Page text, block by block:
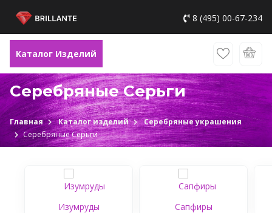
8 (495) 00-67-234
Каталог Изделий
Серебряные Серьги
Главная Каталог изделий
Серебряные украшения
Серебряные Серьги
Изумруды Сапфиры